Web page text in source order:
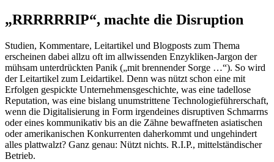
„RRRRRRIP“, machte die Disruption
Studien, Kommentare, Leitartikel und Blogposts zum Thema
erscheinen dabei allzu oft im allwissenden Enzykliken-Jargon der
mühsam unterdrückten Panik („mit brennender Sorge …“). So wird
der Leitartikel zum Leidartikel. Denn was nützt schon eine mit
Erfolgen gespickte Unternehmensgeschichte, was eine tadellose
Reputation, was eine bislang unumstrittene Technologieführerschaft,
wenn die Digitalisierung in Form irgendeines disruptiven Schmarrns
oder eines kommunikativ bis an die Zähne bewaffneten asiatischen
oder amerikanischen Konkurrenten daherkommt und ungehindert
alles plattwalzt? Ganz genau: Nützt nichts. R.I.P., mittelständischer
Betrieb.